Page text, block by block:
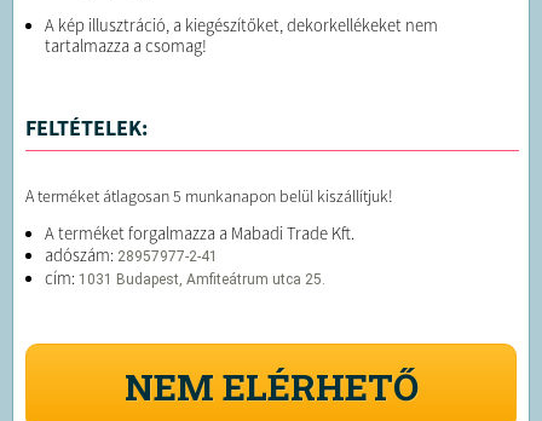
A kép illusztráció, a kiegészítőket, dekorkellékeket nem
tartalmazza a csomag!
FELTÉTELEK:
A terméket átlagosan 5 munkanapon belül kiszállítjuk!
A terméket forgalmazza a Mabadi Trade Kft.
adószám: 28957977-2-41
cím: 1031 Budapest, Amfiteátrum utca 25.
NEM ELÉRHETŐ